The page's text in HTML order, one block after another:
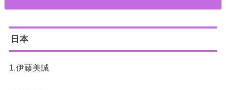
日本
1.伊藤美誠